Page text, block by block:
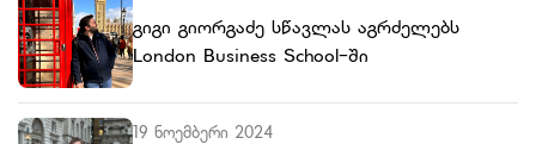
გიგი გიორგაძე სწავლას აგრძელებს
London Business School-ში
19 ნოემბერი 2024